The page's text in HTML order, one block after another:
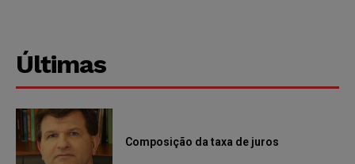
Últimas
Composição da taxa de juros